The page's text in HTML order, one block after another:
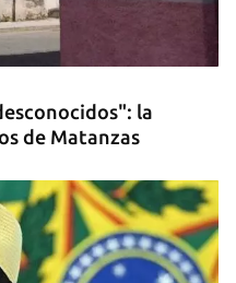
la
de Matanzas